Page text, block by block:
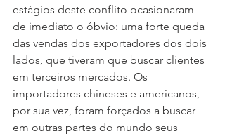
estágios deste conflito ocasionaram
de imediato o óbvio: uma forte queda
das vendas dos exportadores dos dois
lados, que tiveram que buscar clientes
em terceiros mercados. Os
importadores chineses e americanos,
por sua vez, foram forçados a buscar
em outras partes do mundo seus